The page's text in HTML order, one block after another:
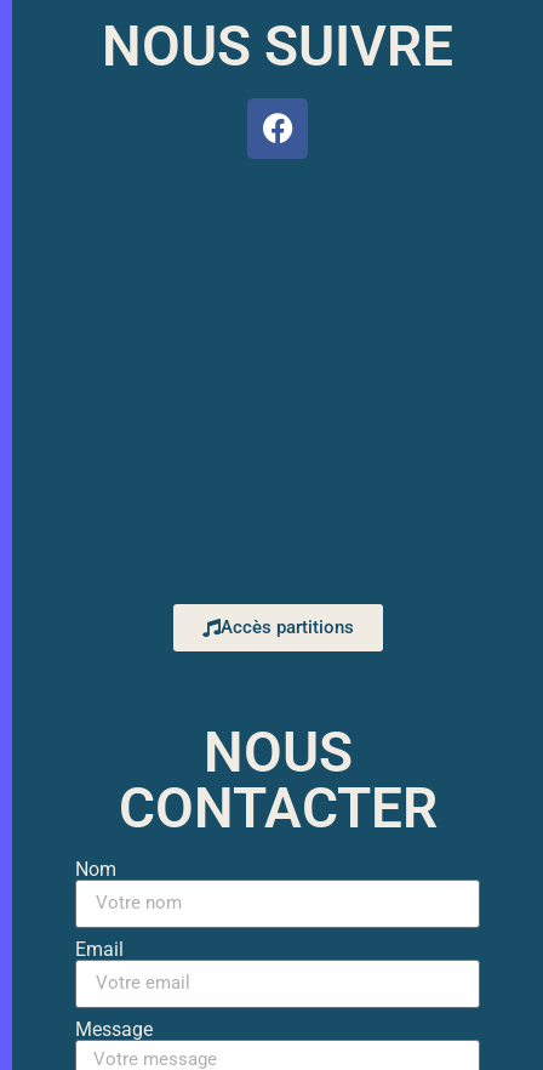
NOUS SUIVRE
Accès partitions
NOUS
CONTACTER
Nom
Email
Message